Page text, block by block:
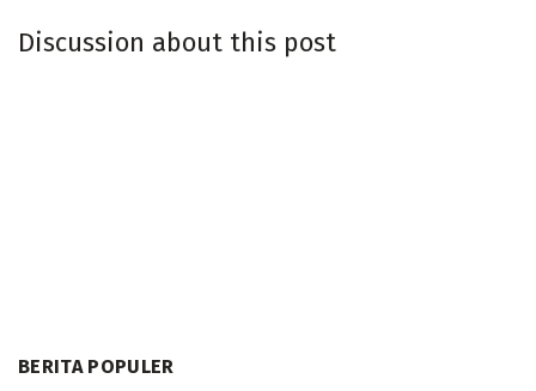
Discussion about this post
BERITA POPULER